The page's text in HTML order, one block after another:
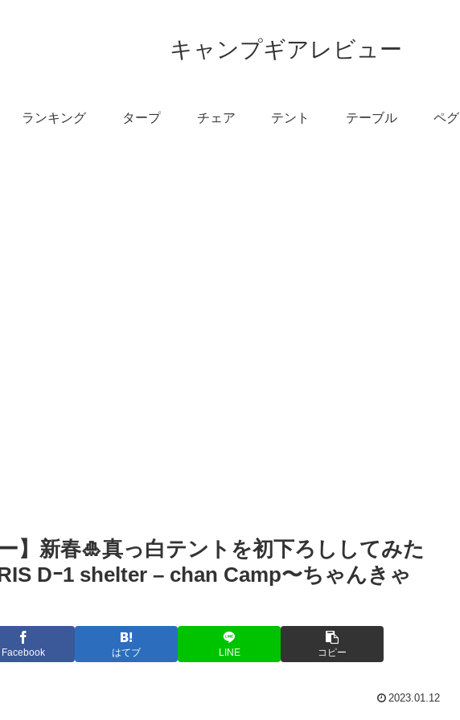
キャンプギアレビュー
ランキング タープ チェア テント テーブル ペグ
】新春🎍真っ白テントを初下ろししてみた
Dｰ1 shelter – chan Camp〜ちゃんきゃ
Facebook はてブ LINE コピー
2023.01.12